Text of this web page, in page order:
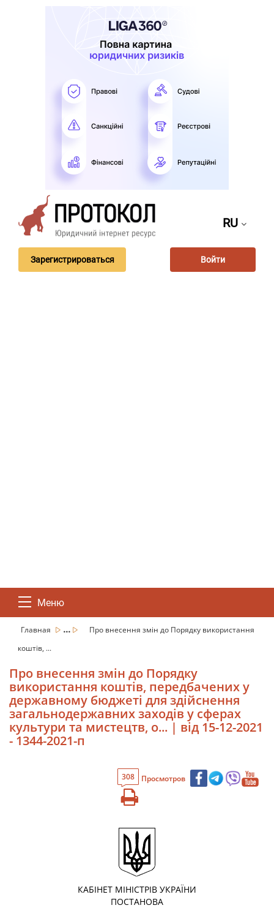
RU
Зарегистрироваться Войти
Меню
Главная ...
Про внесення змін до Порядку використання
коштів, ...
Про внесення змін до Порядку
використання коштів, передбачених у
державному бюджеті для здійснення
загальнодержавних заходів у сферах
культури та мистецтв, о... | від 15-12-2021
- 1344-2021-п
308 Просмотров
КАБІНЕТ МІНІСТРІВ УКРАЇНИ
ПОСТАНОВА